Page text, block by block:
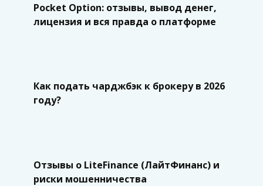
Pocket Option: отзывы, вывод денег,
лицензия и вся правда о платформе
Как подать чарджбэк к брокеру в 2026
году?
Отзывы о LiteFinance (ЛайтФинанс) и
риски мошенничества